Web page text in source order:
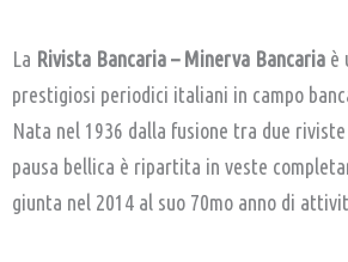
La Rivista Bancaria – Minerva Bancaria è
prestigiosi periodici italiani in campo
Nata nel 1936 dalla fusione tra due
pausa bellica è ripartita in veste
giunta nel 2014 al suo 70mo anno di